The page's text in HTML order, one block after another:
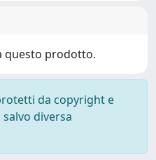
questo prodotto.
da copyright e
diversa